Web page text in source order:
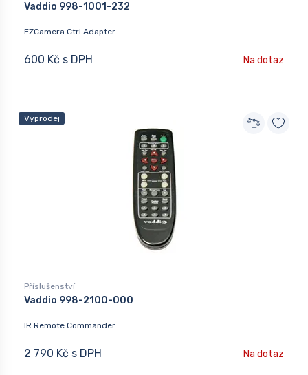
Vaddio 998-1001-232
EZCamera Ctrl Adapter
600 Kč s DPH Na dotaz
Výprodej
Příslušenství
Vaddio 998-2100-000
IR Remote Commander
2 790 Kč s DPH Na dotaz